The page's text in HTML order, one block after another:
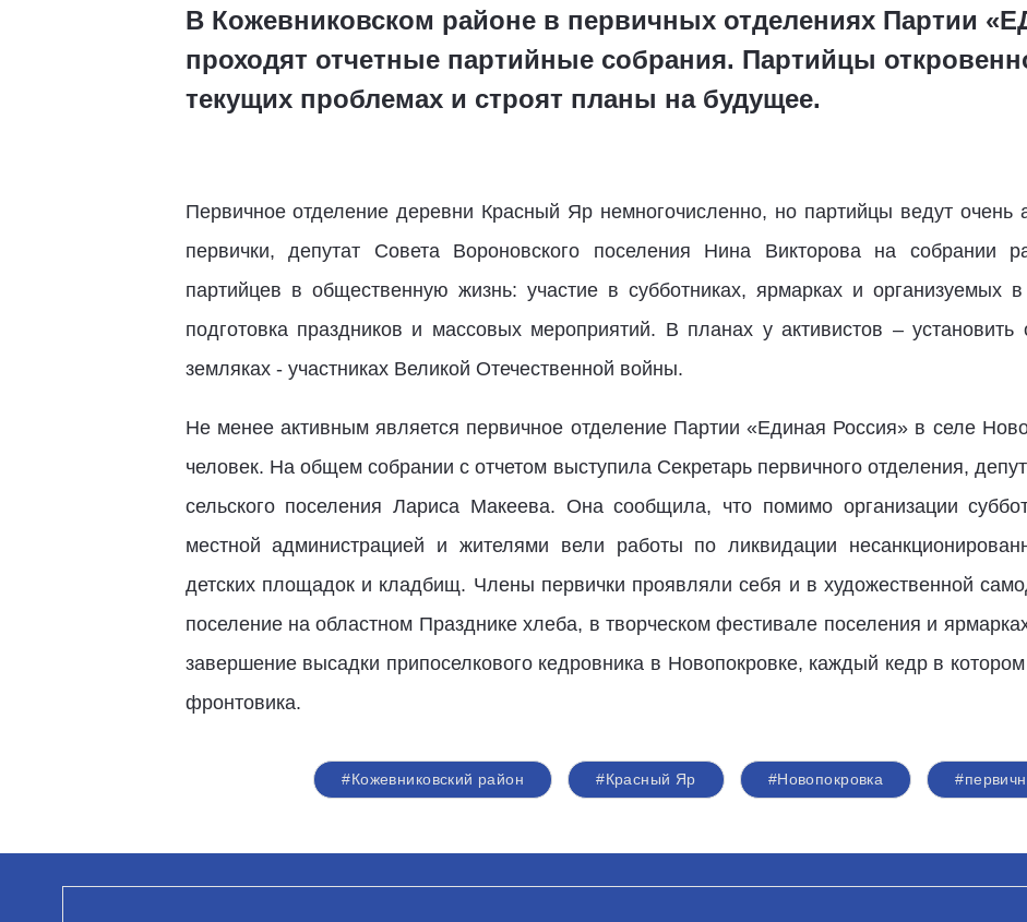
В Кожевниковском районе в первичных отделениях Партии
проходят отчетные партийные собрания. Партийцы
текущих проблемах и строят планы на будущее.
Первичное отделение деревни Красный Яр немногочисленно, но партийцы ведут очень
первички, депутат Совета Вороновского поселения Нина Викторова на собрании
партийцев в общественную жизнь: участие в субботниках, ярмарках и организуемых
подготовка праздников и массовых мероприятий. В планах у активистов –
земляках - участниках Великой Отечественной войны.
Не менее активным является первичное отделение Партии «Единая Россия» в селе
человек. На общем собрании с отчетом выступила Секретарь первичного отделения,
сельского поселения Лариса Макеева. Она сообщила, что помимо организации
местной администрацией и жителями вели работы по ликвидации
детских площадок и кладбищ. Члены первички проявляли себя и в художественной
поселение на областном Празднике хлеба, в творческом фестивале поселения и
завершение высадки припоселкового кедровника в Новопокровке, каждый кедр в
фронтовика.
#Кожевниковский район #Красный Яр #Новопокровка